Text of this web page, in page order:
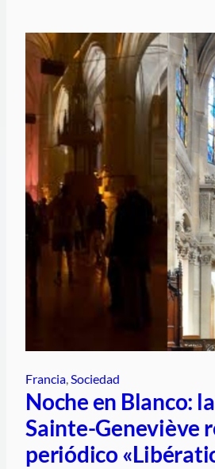
Francia, Sociedad
Noche en Blanco:
Sainte-Geneviève
periódico